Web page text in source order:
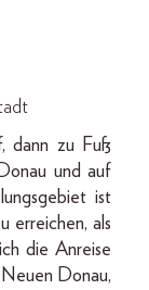
dann zu Fuß
und auf
ist
erreichen, als
die Anreise
Donau,